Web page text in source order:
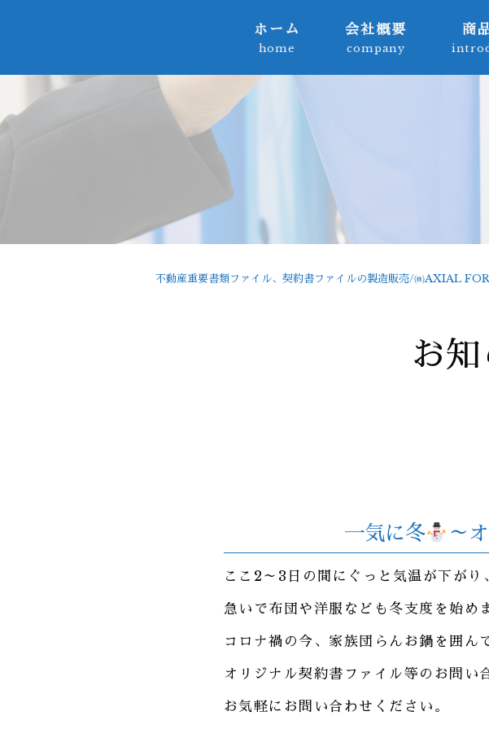
ホーム
home
会社概要
company
商
不動産重要書類ファイル、契約書ファイルの製造販売/㈱AXIAL
お
一気に冬 ～
ここ2～3日の間にぐっと気温が下がり
急いで布団や洋服なども冬支度を始め
コロナ禍の今、家族団らんお鍋を囲ん
オリジナル契約書ファイル等のお問い
お気軽にお問い合わせください。